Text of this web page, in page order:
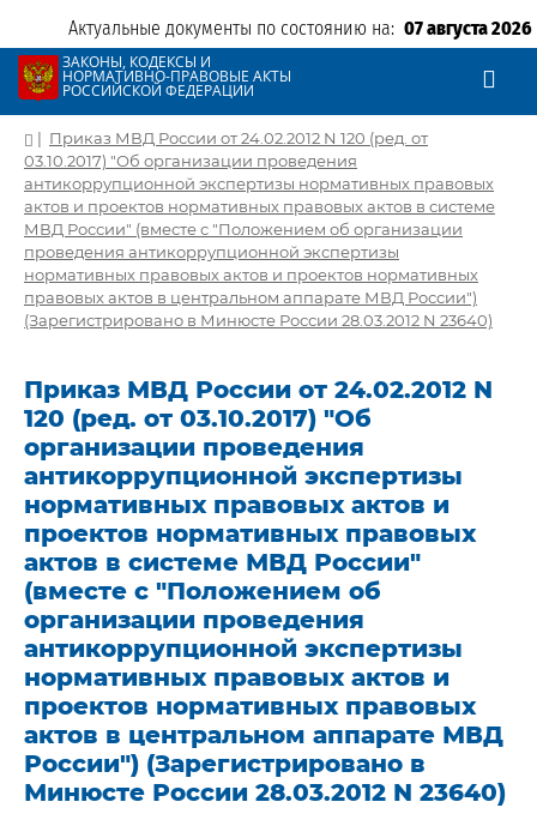
Актуальные документы по состоянию на: 07 августа 2026
ЗАКОНЫ, КОДЕКСЫ И
НОРМАТИВНО-ПРАВОВЫЕ АКТЫ
РОССИЙСКОЙ ФЕДЕРАЦИИ
| Приказ МВД России от 24.02.2012 N 120 (ред. от
03.10.2017) "Об организации проведения
антикоррупционной экспертизы нормативных правовых
актов и проектов нормативных правовых актов в системе
МВД России" (вместе с "Положением об организации
проведения антикоррупционной экспертизы
нормативных правовых актов и проектов нормативных
правовых актов в центральном аппарате МВД России")
(Зарегистрировано в Минюсте России 28.03.2012 N 23640)
Приказ МВД России от 24.02.2012 N
120 (ред. от 03.10.2017) "Об
организации проведения
антикоррупционной экспертизы
нормативных правовых актов и
проектов нормативных правовых
актов в системе МВД России"
(вместе с "Положением об
организации проведения
антикоррупционной экспертизы
нормативных правовых актов и
проектов нормативных правовых
актов в центральном аппарате МВД
России") (Зарегистрировано в
Минюсте России 28.03.2012 N 23640)